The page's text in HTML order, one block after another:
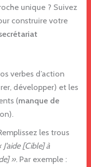
unique ? Suivez
construire votre
verbes d’action
développer) et les
(manque de
les trous
J’aide [Cible] à
». Par exemple :